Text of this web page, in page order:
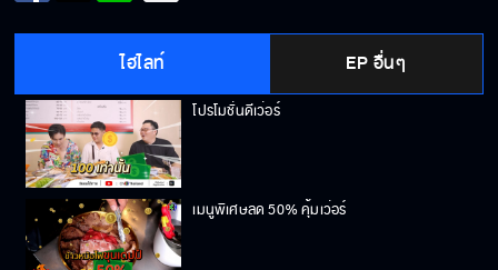
ไฮไลท์ EP อื่นๆ
โปรโมชั่นดีเว่อร์
เมนูพิเศษลด 50% คุ้มเว่อร์